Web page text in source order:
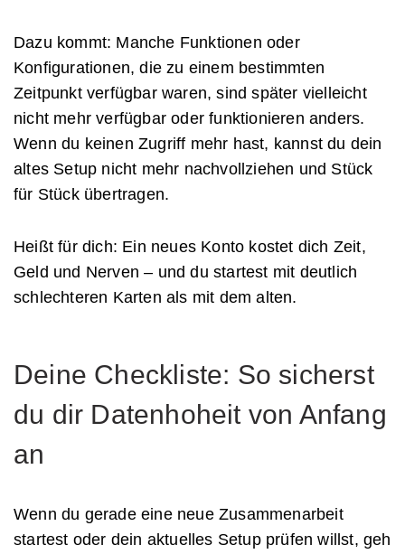
Dazu kommt: Manche Funktionen oder
Konfigurationen, die zu einem bestimmten
Zeitpunkt verfügbar waren, sind später vielleicht
nicht mehr verfügbar oder funktionieren anders.
Wenn du keinen Zugriff mehr hast, kannst du dein
altes Setup nicht mehr nachvollziehen und Stück
für Stück übertragen.
Heißt für dich: Ein neues Konto kostet dich Zeit,
Geld und Nerven – und du startest mit deutlich
schlechteren Karten als mit dem alten.
Deine Checkliste: So sicherst
du dir Datenhoheit von Anfang
an
Wenn du gerade eine neue Zusammenarbeit
startest oder dein aktuelles Setup prüfen willst, geh